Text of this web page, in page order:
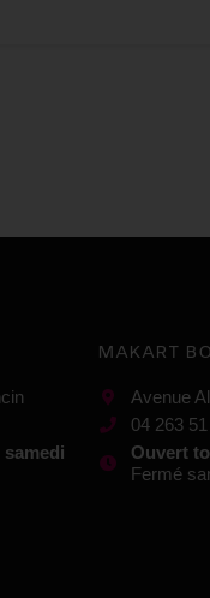
MAKART
Avenue
04 263
Ouvert
Fermé